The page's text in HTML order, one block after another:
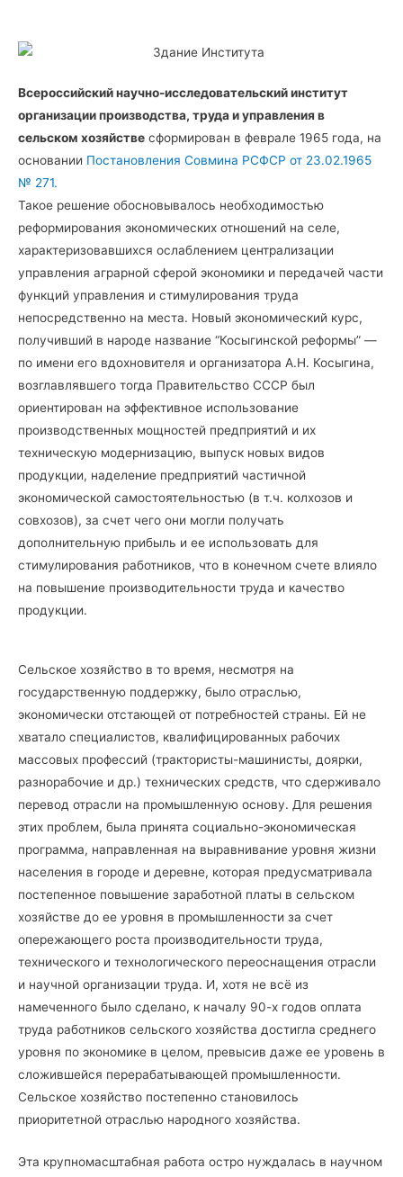
Всероссийский научно-исследовательский институт
организации производства, труда и управления в
сельском хозяйстве сформирован в феврале 1965 года, на
основании Постановления Совмина РСФСР от 23.02.1965
№ 271.
Такое решение обосновывалось необходимостью
реформирования экономических отношений на селе,
характеризовавшихся ослаблением централизации
управления аграрной сферой экономики и передачей части
функций управления и стимулирования труда
непосредственно на места. Новый экономический курс,
получивший в народе название “Косыгинской реформы” —
по имени его вдохновителя и организатора А.Н. Косыгина,
возглавлявшего тогда Правительство СССР был
ориентирован на эффективное использование
производственных мощностей предприятий и их
техническую модернизацию, выпуск новых видов
продукции, наделение предприятий частичной
экономической самостоятельностью (в т.ч. колхозов и
совхозов), за счет чего они могли получать
дополнительную прибыль и ее использовать для
стимулирования работников, что в конечном счете влияло
на повышение производительности труда и качество
продукции.
Сельское хозяйство в то время, несмотря на
государственную поддержку, было отраслью,
экономически отстающей от потребностей страны. Ей не
хватало специалистов, квалифицированных рабочих
массовых профессий (трактористы-машинисты, доярки,
разнорабочие и др.) технических средств, что сдерживало
перевод отрасли на промышленную основу. Для решения
этих проблем, была принята социально-экономическая
программа, направленная на выравнивание уровня жизни
населения в городе и деревне, которая предусматривала
постепенное повышение заработной платы в сельском
хозяйстве до ее уровня в промышленности за счет
опережающего роста производительности труда,
технического и технологического переоснащения отрасли
и научной организации труда. И, хотя не всё из
намеченного было сделано, к началу 90-х годов оплата
труда работников сельского хозяйства достигла среднего
уровня по экономике в целом, превысив даже ее уровень в
сложившейся перерабатывающей промышленности.
Сельское хозяйство постепенно становилось
приоритетной отраслью народного хозяйства.
Эта крупномасштабная работа остро нуждалась в научном